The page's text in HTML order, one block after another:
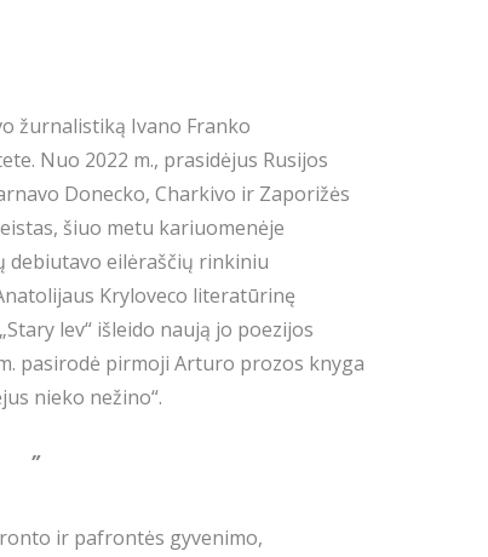
žurnalistiką Ivano Franko
Nuo 2022 m., prasidėjus Rusijos
Donecko, Charkivo ir Zaporižės
šiuo metu kariuomenėje
debiutavo eilėraščių rinkiniu
Kryloveco literatūrinę
lev“ išleido naują jo poezijos
pasirodė pirmoji Arturo prozos knyga
nieko nežino“.
„
ir pafrontės gyvenimo,